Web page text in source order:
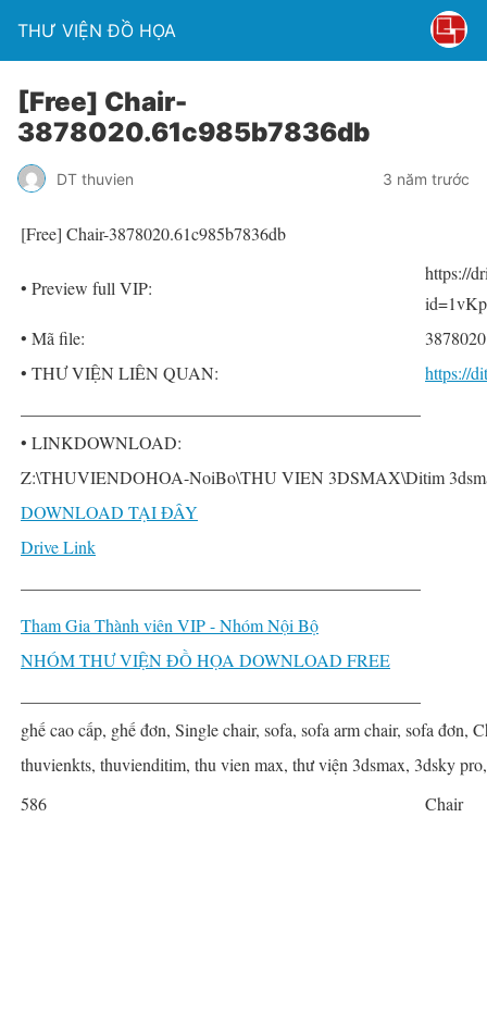
THƯ VIỆN ĐỒ HỌA
[Free] Chair-
3878020.61c985b7836db
DT thuvien 3 năm trước
[Free] Chair-3878020.61c985b7836db
• Preview full VIP:
https://
• Mã file:
• THƯ VIỆN LIÊN QUAN:
https://
• LINKDOWNLOAD:
Z:\THUVIENDOHOA-NoiBo\THU VIEN 3DSMAX\Ditim
DOWNLOAD TẠI ĐÂY
Drive Link
Tham Gia Thành viên VIP - Nhóm Nội Bộ
NHÓM THƯ VIỆN ĐỒ HỌA DOWNLOAD FREE
ghế cao cấp, ghế đơn, Single chair, sofa, sofa arm chair, sofa đơn,
thuvienkts, thuvienditim, thu vien max, thư viện 3dsmax, 3dsky
586
Chair